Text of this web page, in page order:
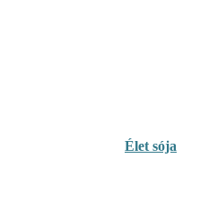
Élet sója